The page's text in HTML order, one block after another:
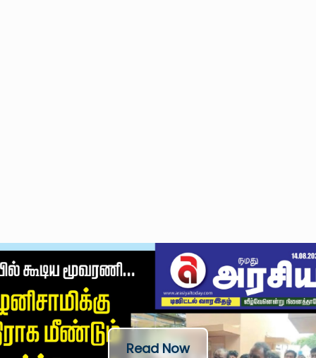
Read Now